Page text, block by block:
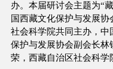
办。本届研讨会主题为“
国西藏文化保护与发展
社会科学院共同主办，
保护与发展协会副会长
荣，西藏自治区社会科学